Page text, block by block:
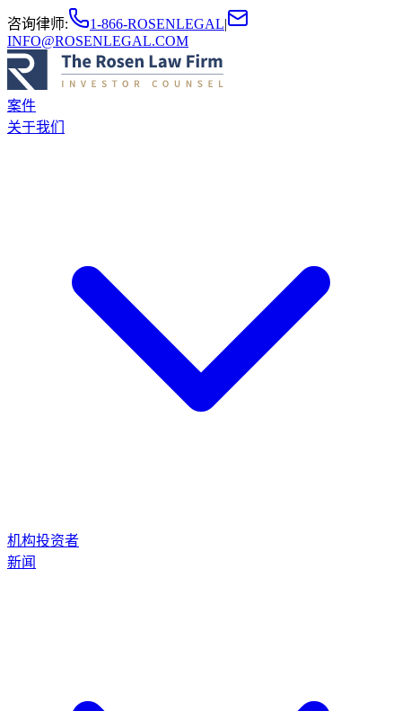
咨询律师: 1-866-ROSENLEGAL|
INFO@ROSENLEGAL.COM
案件
关于我们
机构投资者
新闻